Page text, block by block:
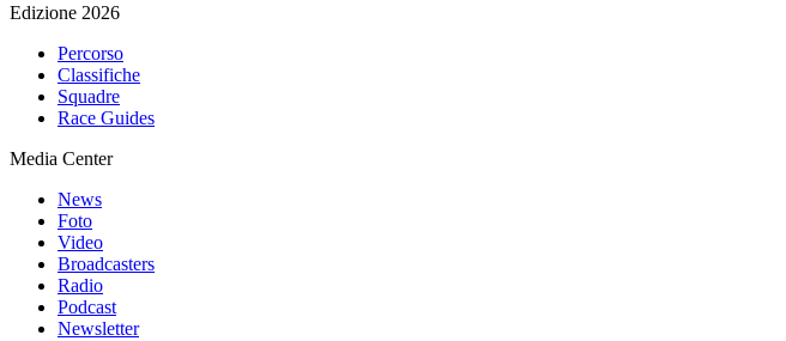
Edizione 2026
Percorso
Classifiche
Squadre
Race Guides
Media Center
News
Foto
Video
Broadcasters
Radio
Podcast
Newsletter